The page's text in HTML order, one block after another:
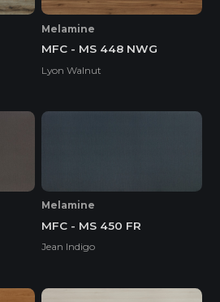
Melamine
MFC - MS 448 NWG
Lyon Walnut
Melamine
MFC - MS 450 FR
Jean Indigo